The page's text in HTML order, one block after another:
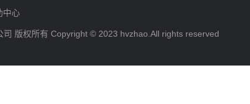
中心
司 版权所有 Copyright © 2023 hvzhao.All rights reserved